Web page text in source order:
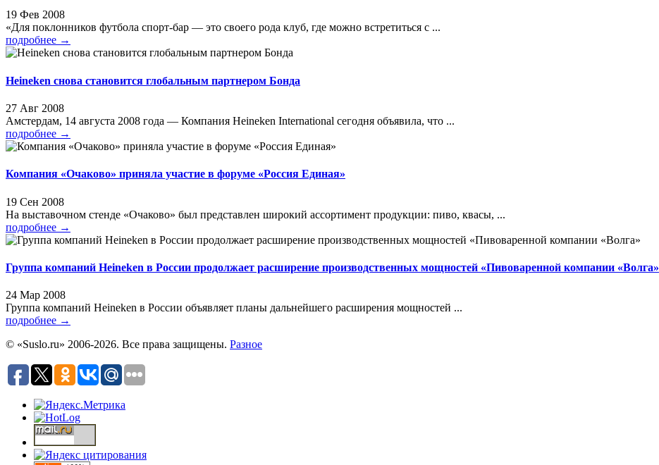
19 Фев 2008
«Для поклонников футбола спорт-бар — это своего рода клуб, где можно встретиться с ...
подробнее →
Heineken снова становится глобальным партнером Бонда
27 Авг 2008
Амстердам, 14 августа 2008 года — Компания Heineken International сегодня объявила, что ...
подробнее →
Компания «Очаково» приняла участие в форуме «Россия Единая»
19 Сен 2008
На выставочном стенде «Очаково» был представлен широкий ассортимент продукции: пиво, квасы, ...
подробнее →
Группа компаний Heineken в России продолжает расширение производственных мощностей «Пивоваренной компании «Волга»
24 Мар 2008
Группа компаний Heineken в России объявляет планы дальнейшего расширения мощностей ...
подробнее →
© «Suslo.ru» 2006-2026. Все права защищены. Разное